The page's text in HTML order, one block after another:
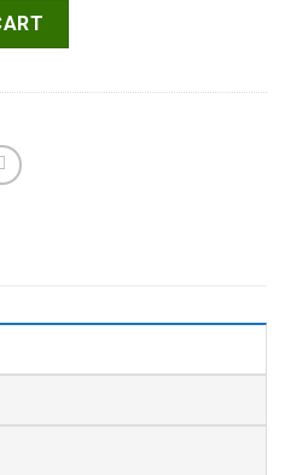
GW38E quantity